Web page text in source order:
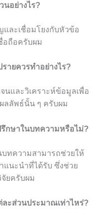
นอย่างไร?
ละเชื่อมโยงกับหัวข้อ
อถือครับผม
ายควรทำอย่างไร?
นและวิเคราะห์ข้อมูลเพื่อ
ลลัพธ์นั้น ๆ ครับผม
กษาในบทความหรือไม่?
บทความสามารถช่วยให้
นะนำที่ได้รับ ซึ่งช่วย
ยครับผม
ละส่วนประมาณเท่าไหร่?